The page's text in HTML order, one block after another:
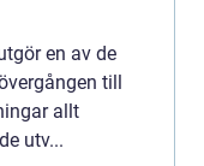
en av de
till
allt
utv...